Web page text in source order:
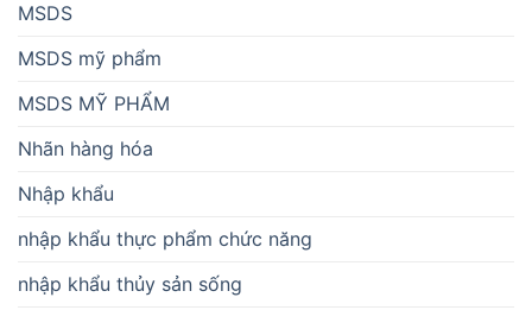
MSDS
MSDS mỹ phẩm
MSDS MỸ PHẨM
Nhãn hàng hóa
Nhập khẩu
nhập khẩu thực phẩm chức năng
nhập khẩu thủy sản sống